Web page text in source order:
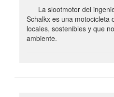
La slootmotor del
Schalkx es una motocicleta
locales, sostenibles y que
ambiente.